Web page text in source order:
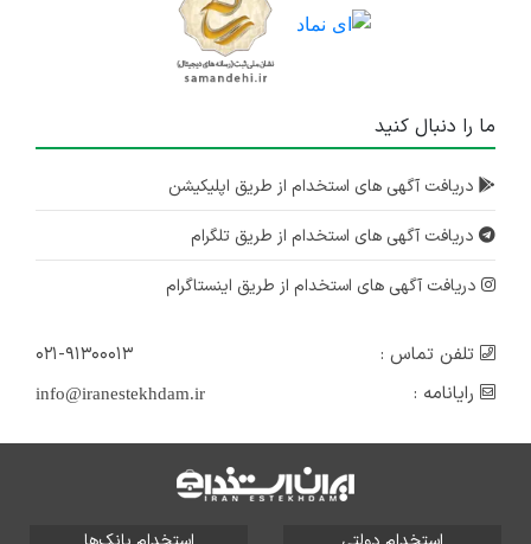
ما را دنبال کنید
دریافت آگهی های استخدام از طریق اپلیکیشن
دریافت آگهی های استخدام از طریق تلگرام
دریافت آگهی های استخدام از طریق اینستاگرام
تلفن تماس :
۰۲۱-۹۱۳۰۰۰۱۳
رایانامه :
info@iranestekhdam.ir